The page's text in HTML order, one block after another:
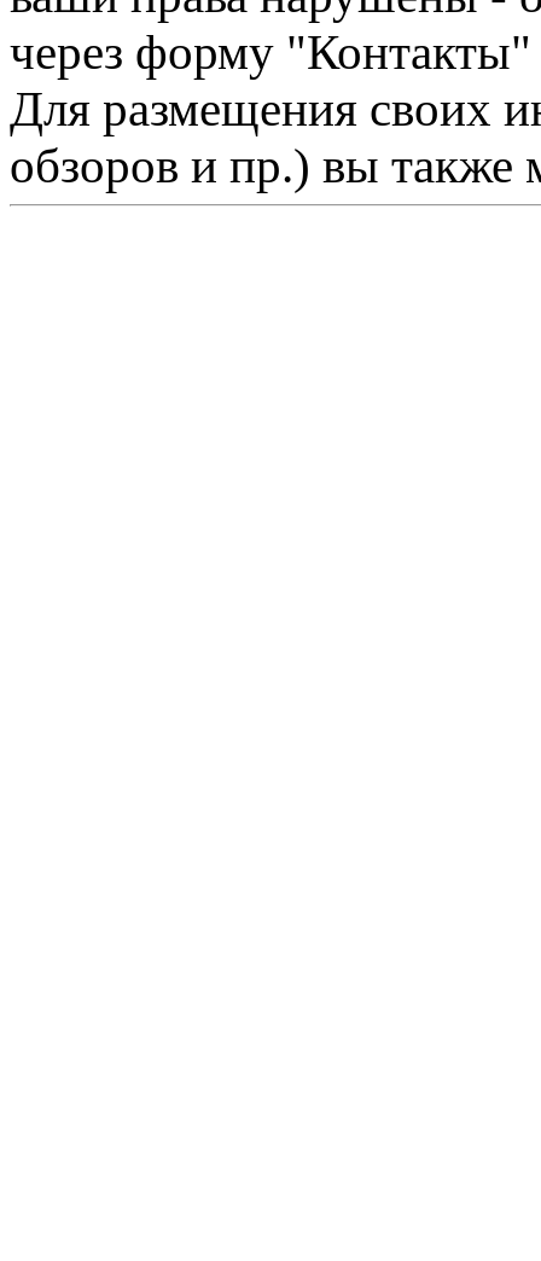
через форму "Контакты"
Для размещения своих
обзоров и пр.) вы также